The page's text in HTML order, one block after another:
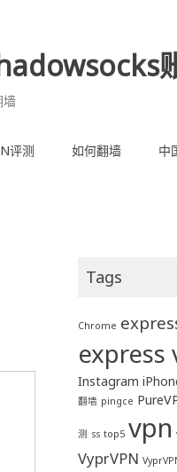
墙
评测 如何翻墙 中
Tags
Chrome
express
Instagram
翻墙 pingce
测 ss top5 vpn
VyprVPN